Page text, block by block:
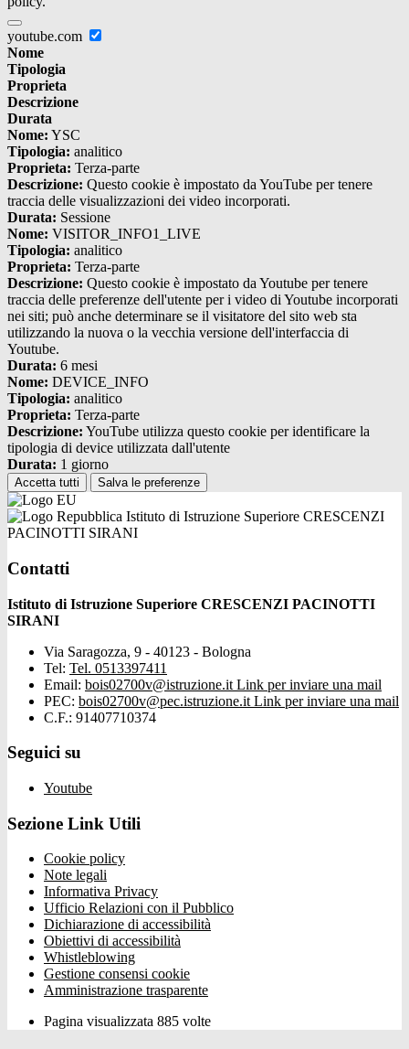
youtube.com
Nome
Tipologia
Proprieta
Descrizione
Durata
Nome: YSC
Tipologia: analitico
Proprieta: Terza-parte
Descrizione: Questo cookie è impostato da YouTube per tenere
traccia delle visualizzazioni dei video incorporati.
Durata: Sessione
Nome: VISITOR_INFO1_LIVE
Tipologia: analitico
Proprieta: Terza-parte
Descrizione: Questo cookie è impostato da Youtube per tenere
traccia delle preferenze dell'utente per i video di Youtube incorporati
nei siti; può anche determinare se il visitatore del sito web sta
utilizzando la nuova o la vecchia versione dell'interfaccia di
Youtube.
Durata: 6 mesi
Nome: DEVICE_INFO
Tipologia: analitico
Proprieta: Terza-parte
Descrizione: YouTube utilizza questo cookie per identificare la
tipologia di device utilizzata dall'utente
Durata: 1 giorno
Accetta tutti Salva le preferenze
Istituto di Istruzione Superiore CRESCENZI
PACINOTTI SIRANI
Contatti
Istituto di Istruzione Superiore CRESCENZI PACINOTTI
SIRANI
Via Saragozza, 9 - 40123 - Bologna
Tel: Tel. 0513397411
Email: bois02700v@istruzione.it Link per inviare una mail
PEC: bois02700v@pec.istruzione.it Link per inviare una mail
C.F.: 91407710374
Seguici su
Youtube
Sezione Link Utili
Cookie policy
Note legali
Informativa Privacy
Ufficio Relazioni con il Pubblico
Dichiarazione di accessibilità
Obiettivi di accessibilità
Whistleblowing
Gestione consensi cookie
Amministrazione trasparente
Pagina visualizzata 885 volte